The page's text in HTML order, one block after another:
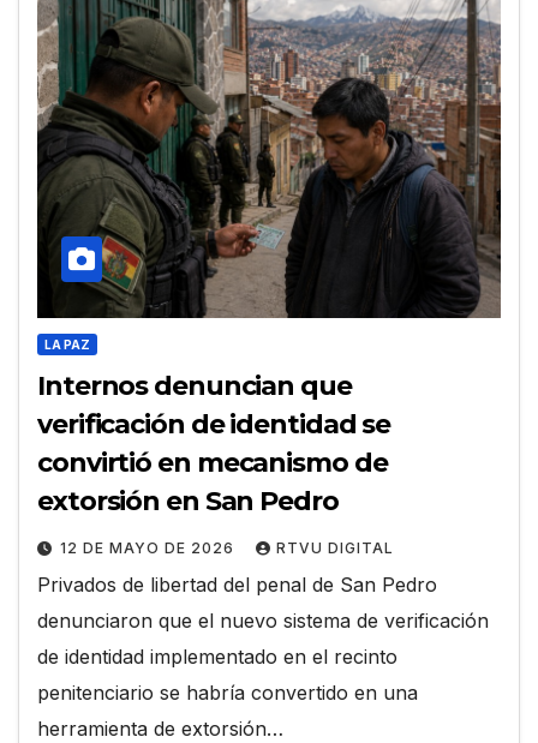
LA PAZ
Internos denuncian que
verificación de identidad se
convirtió en mecanismo de
extorsión en San Pedro
12 DE MAYO DE 2026 RTVU DIGITAL
Privados de libertad del penal de San Pedro
denunciaron que el nuevo sistema de verificación
de identidad implementado en el recinto
penitenciario se habría convertido en una
herramienta de extorsión…